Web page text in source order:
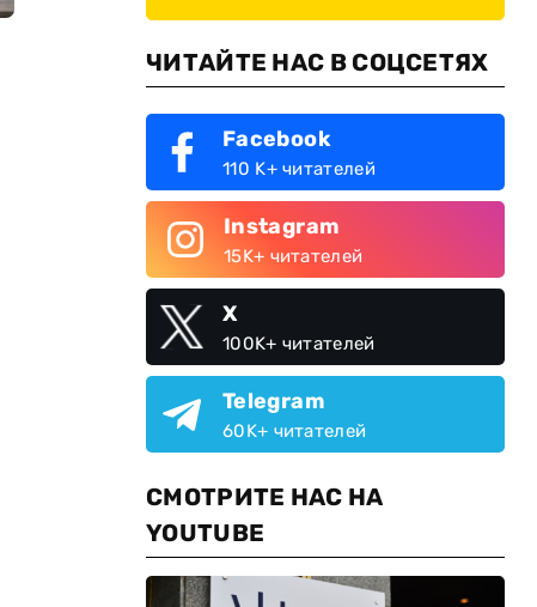
ЧИТАЙТЕ НАС В СОЦСЕТЯХ
Facebook
110 K+ читателей
Instagram
15K+ читателей
X
100K+ читателей
Telegram
60K+ читателей
СМОТРИТЕ НАС НА
YOUTUBE